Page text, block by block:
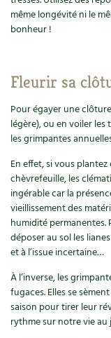
même longévité ni le
bonheur !
Fleurir sa
Pour égayer une
légère), ou en voiler les
les grimpantes
En effet, si vous
chèvrefeuille, les
ingérable car la
vieillissement des
humidité permanentes.
déposer au sol les
et à l’issue incertaine…
À l’inverse, les
fugaces. Elles se
saison pour tirer leur
rythme sur notre vie au